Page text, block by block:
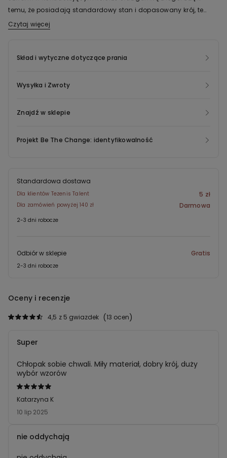
temu, że posiadają standardowy stan i dopasowany krój, te
bawełniane bokserki męskie z płaskimi szwami nadają się na
Tkanina tego produktu jest wykonana z włókien z bawełny
organicznej zapewniają mniejsze zużycie wody, niestosowanie
pracowników zatrudnionych przy uprawie bawełny, a także
Czytaj więcej
Skład i wytyczne dotyczące prania
Wysyłka i Zwroty
Znajdź w sklepie
Projekt Be The Change: identyfikowalność
Standardowa dostawa
Dla klientów Tezenis Talent 5 zł
Dla zamówień powyżej 140 zł Darmowa
2-3 dni robocze
Odbiór w sklepie Gratis
2-3 dni robocze
Oceny i recenzje
13 ocen
4,5 z 5 gwiazdek
Ocena
5
z
10 lip 2025
Katarzyna K
Super
Chłopak sobie chwali. Miły materiał, dobry krój, duży
wybór wzorów
nie oddychają